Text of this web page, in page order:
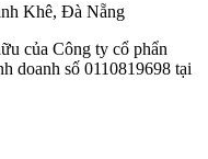
Khê, Đà Nẵng
của Công ty cổ phẩn
doanh số 0110819698 tại